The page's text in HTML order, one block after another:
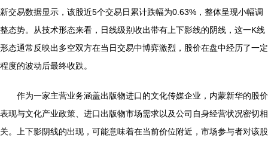
新交易数据显示，该股近5个交易日累计跌幅为0.63%，整体呈现小幅调
整态势。从技术形态来看，日线级别收出带有上下影线的阴线，这一K线
形态通常反映出多空双方在当日交易中博弈激烈，股价在盘中经历了一定
程度的波动后最终收跌。
作为一家主营业务涵盖出版物进口的文化传媒企业，内蒙新华的股价
表现与文化产业政策、进口出版物市场需求以及公司自身经营状况密切相
关。上下影阴线的出现，可能意味着在当前价位附近，市场参与者对该股